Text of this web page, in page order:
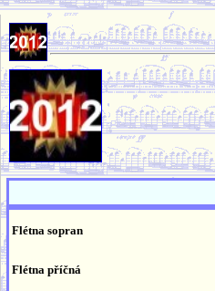
Flétna sopran
Flétna příčná